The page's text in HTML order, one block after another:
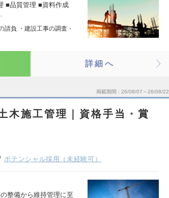
■品質管理 ■資料作成
請負 ・建設工事の調査・
詳細へ
掲載期間 26/08/07～26/08/22
木施工管理｜資格手当・賞
ポテンシャル採用（未経験可）
整備から維持管理に至